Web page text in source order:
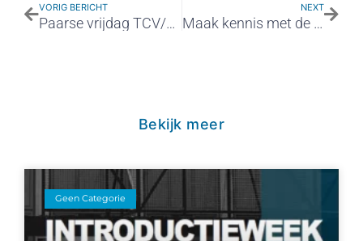
VORIG BERICHT
Paarse vrijdag TCV/MCIJ
NEXT
Maak kennis met de leukste échte technische school!
Bekijk meer
Geen Categorie